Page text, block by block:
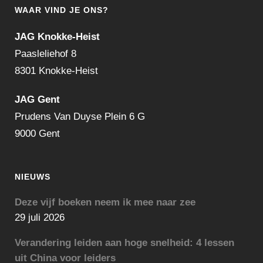
WAAR VIND JE ONS?
JAG Knokke-Heist
Paasleliehof 8
8301 Knokke-Heist
JAG Gent
Prudens Van Duyse Plein 6 G
9000 Gent
NIEUWS
Deze vijf boeken neem ik mee naar zee
29 juli 2026
Verandering leiden aan hoge snelheid: 4 lessen
uit China voor leiders